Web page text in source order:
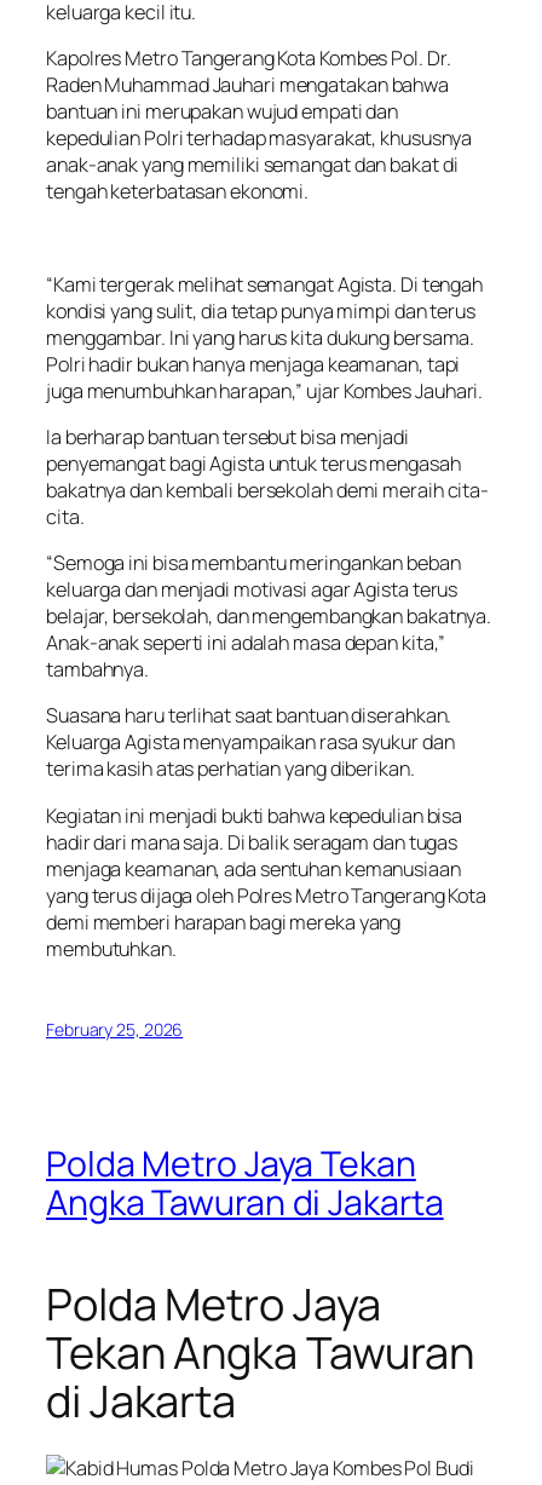
keluarga kecil itu.
Kapolres Metro Tangerang Kota Kombes Pol. Dr.
Raden Muhammad Jauhari mengatakan bahwa
bantuan ini merupakan wujud empati dan
kepedulian Polri terhadap masyarakat, khususnya
anak-anak yang memiliki semangat dan bakat di
tengah keterbatasan ekonomi.
“Kami tergerak melihat semangat Agista. Di tengah
kondisi yang sulit, dia tetap punya mimpi dan terus
menggambar. Ini yang harus kita dukung bersama.
Polri hadir bukan hanya menjaga keamanan, tapi
juga menumbuhkan harapan,” ujar Kombes Jauhari.
Ia berharap bantuan tersebut bisa menjadi
penyemangat bagi Agista untuk terus mengasah
bakatnya dan kembali bersekolah demi meraih cita-
cita.
“Semoga ini bisa membantu meringankan beban
keluarga dan menjadi motivasi agar Agista terus
belajar, bersekolah, dan mengembangkan bakatnya.
Anak-anak seperti ini adalah masa depan kita,”
tambahnya.
Suasana haru terlihat saat bantuan diserahkan.
Keluarga Agista menyampaikan rasa syukur dan
terima kasih atas perhatian yang diberikan.
Kegiatan ini menjadi bukti bahwa kepedulian bisa
hadir dari mana saja. Di balik seragam dan tugas
menjaga keamanan, ada sentuhan kemanusiaan
yang terus dijaga oleh Polres Metro Tangerang Kota
demi memberi harapan bagi mereka yang
membutuhkan.
February 25, 2026
Polda Metro Jaya Tekan
Angka Tawuran di Jakarta
Polda Metro Jaya
Tekan Angka Tawuran
di Jakarta